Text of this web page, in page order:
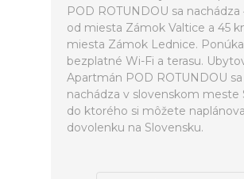
POD ROTUNDOU sa nachádza
od miesta Zámok Valtice a 45
miesta Zámok Lednice. Ponúka
bezplatné Wi-Fi a terasu.
Apartmán POD ROTUNDOU sa
nachádza v slovenskom meste
do ktorého si môžete
dovolenku na Slovensku.